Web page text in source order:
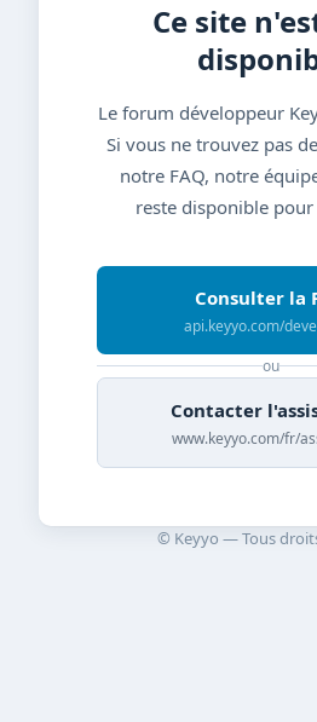
Ce site
Le forum développeur
Si vous ne trouvez pas
notre FAQ, notre
reste disponible pour
Consulter la
api.keyyo.com/
ou
Contacter
www.keyyo.com/fr/
© Keyyo — Tous